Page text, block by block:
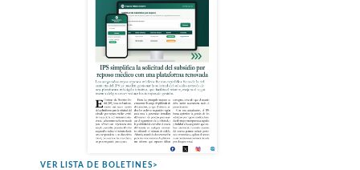
VER LISTA DE BOLETINES>